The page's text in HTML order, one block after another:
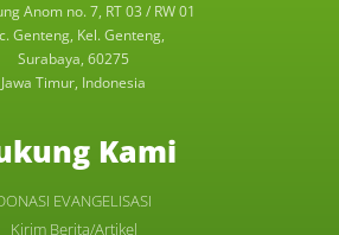
Anom no. 7, RT 03 / RW 01
Genteng, Kel. Genteng,
Surabaya, 60275
Jawa Timur, Indonesia
Kami
EVANGELISASI
Kirim Berita/Artikel